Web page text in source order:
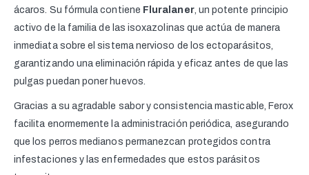
ácaros. Su fórmula contiene Fluralaner, un potente principio
activo de la familia de las isoxazolinas que actúa de manera
inmediata sobre el sistema nervioso de los ectoparásitos,
garantizando una eliminación rápida y eficaz antes de que las
pulgas puedan poner huevos.
Gracias a su agradable sabor y consistencia masticable, Ferox
facilita enormemente la administración periódica, asegurando
que los perros medianos permanezcan protegidos contra
infestaciones y las enfermedades que estos parásitos